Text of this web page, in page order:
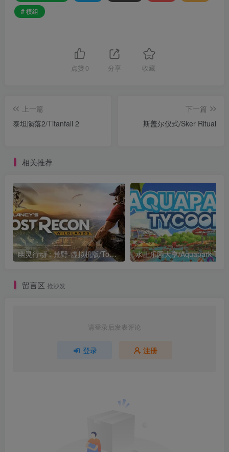
# 模组
点赞 0 分享 收藏
上一篇
泰坦陨落2/Titanfall 2
下一篇
斯盖尔仪式/Sker Ritual
相关推荐
幽灵行动：荒野-虚拟机版/Tom Clancy’s Ghost Recon Wildlands HYPERVISOR 水上乐园大亨/Aquapark
留言区 抢沙发
请登录后发表评论
登录 注册